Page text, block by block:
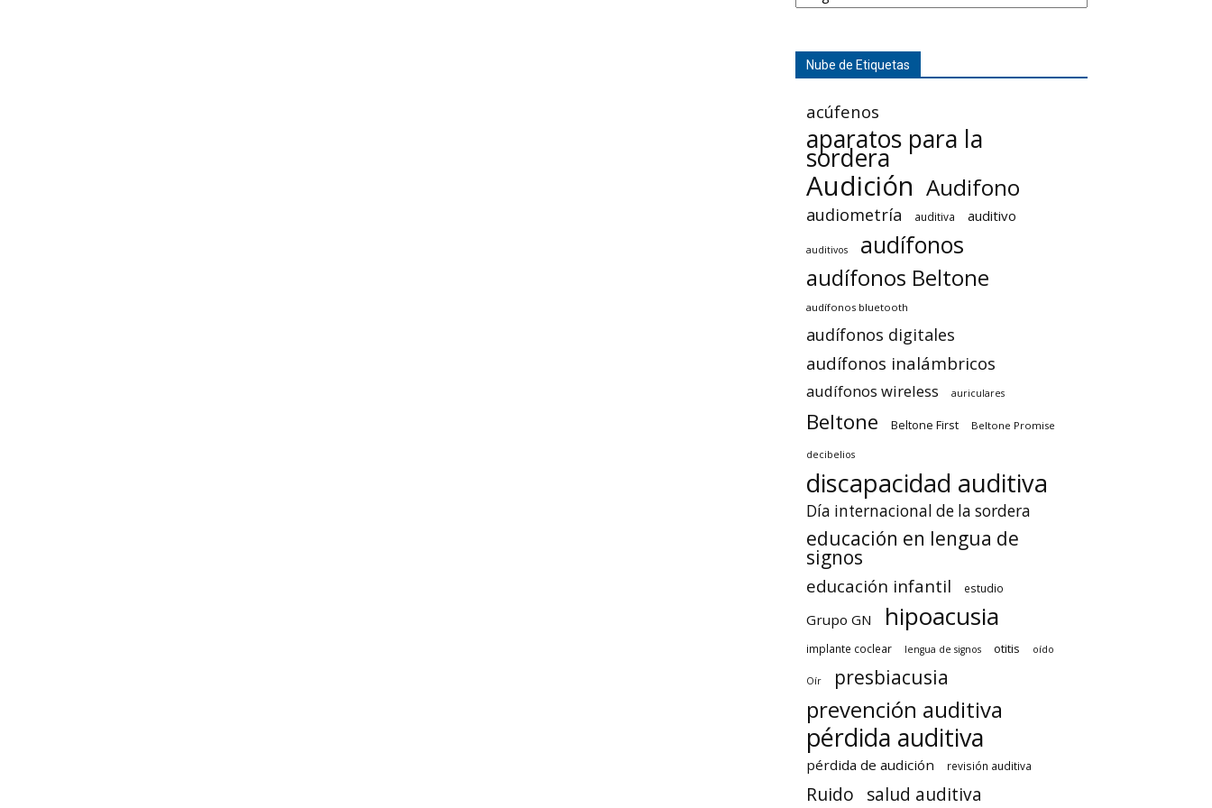
Nube de Etiquetas
acúfenos
aparatos para la
sordera
Audición Audifono
audiometría auditiva auditivo
auditivos audífonos
audífonos Beltone
audífonos bluetooth
audífonos digitales
audífonos inalámbricos
audífonos wireless auriculares
Beltone Beltone First Beltone Promise
decibelios
discapacidad auditiva
Día internacional de la sordera
educación en lengua de
signos
educación infantil estudio
Grupo GN hipoacusia
implante coclear lengua de signos otitis oído
Oír presbiacusia
prevención auditiva
pérdida auditiva
pérdida de audición revisión auditiva
Ruido salud auditiva